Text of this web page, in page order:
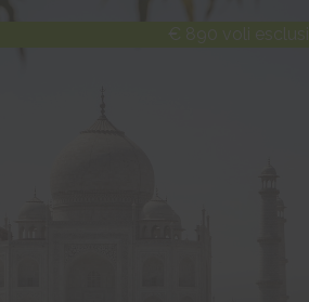
€ 890 voli esclusi